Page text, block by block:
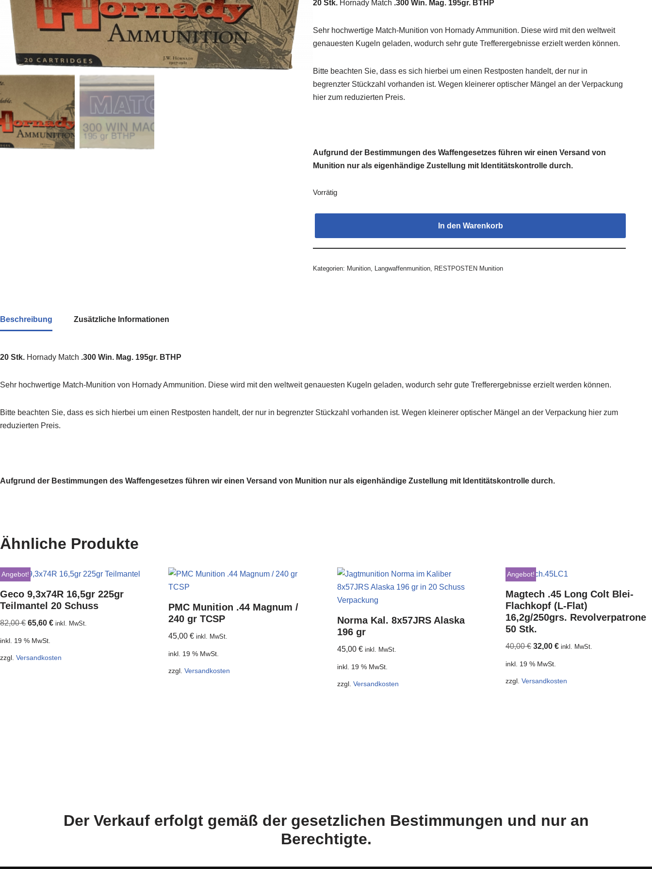
20 Stk. Hornady Match .300 Win. Mag. 195gr. BTHP
Sehr hochwertige Match-Munition von Hornady Ammunition. Diese wird mit den weltweit
genauesten Kugeln geladen, wodurch sehr gute Trefferergebnisse erzielt werden können.
Bitte beachten Sie, dass es sich hierbei um einen Restposten handelt, der nur in
begrenzter Stückzahl vorhanden ist. Wegen kleinerer optischer Mängel an der Verpackung
hier zum reduzierten Preis.
Aufgrund der Bestimmungen des Waffengesetzes führen wir einen Versand von
Munition nur als eigenhändige Zustellung mit Identitätskontrolle durch.
Vorrätig
In den Warenkorb
Kategorien: Munition, Langwaffenmunition, RESTPOSTEN Munition
Beschreibung Zusätzliche Informationen
20 Stk. Hornady Match .300 Win. Mag. 195gr. BTHP
Sehr hochwertige Match-Munition von Hornady Ammunition. Diese wird mit den weltweit genauesten Kugeln geladen, wodurch sehr gute Trefferergebnisse erzielt werden können.
Bitte beachten Sie, dass es sich hierbei um einen Restposten handelt, der nur in begrenzter Stückzahl vorhanden ist. Wegen kleinerer optischer Mängel an der Verpackung hier zum
reduzierten Preis.
Aufgrund der Bestimmungen des Waffengesetzes führen wir einen Versand von Munition nur als eigenhändige Zustellung mit Identitätskontrolle durch.
Ähnliche Produkte
Angebot!
Geco 9,3x74R 16,5gr 225gr
Teilmantel 20 Schuss
82,00€ 65,60 € inkl. MwSt.
inkl. 19 % MwSt.
zzgl. Versandkosten
PMC Munition .44 Magnum /
240 gr TCSP
45,00€ inkl. MwSt.
inkl. 19 % MwSt.
zzgl.Versandkosten
Norma Kal. 8x57JRS Alaska
196 gr
45,00 € inkl. MwSt.
inkl. 19 % MwSt.
zzgl. Versandkosten
Angebot!
Magtech .45 Long Colt Blei-
Flachkopf (L-Flat)
16,2g/250grs. Revolverpatrone
50 Stk.
40,00€ 32,00€ inkl. MwSt.
inkl. 19 % MwSt.
zzgl.Versandkosten
Der Verkauf erfolgt gemäß der gesetzlichen Bestimmungen und nur an
Berechtigte.